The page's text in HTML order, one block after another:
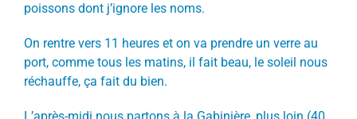
poissons dont j’ignore les noms.
On rentre vers 11 heures et on va prendre un verre au
port, comme tous les matins, il fait beau, le soleil nous
réchauffe, ça fait du bien.